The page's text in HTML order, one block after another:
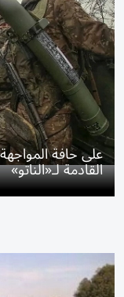
على حافة
القادمة لـ«الناتو»